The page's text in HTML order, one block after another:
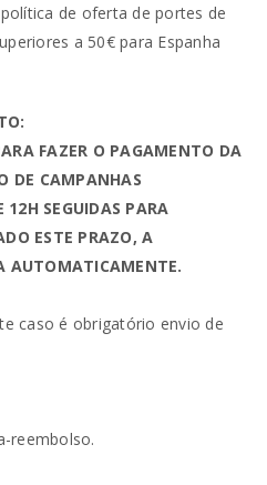
de oferta de portes de
a 50€ para Espanha
FAZER O PAGAMENTO DA
DE CAMPANHAS
12H SEGUIDAS PARA
ESTE PRAZO, A
AUTOMATICAMENTE.
caso é obrigatório envio de
reembolso.